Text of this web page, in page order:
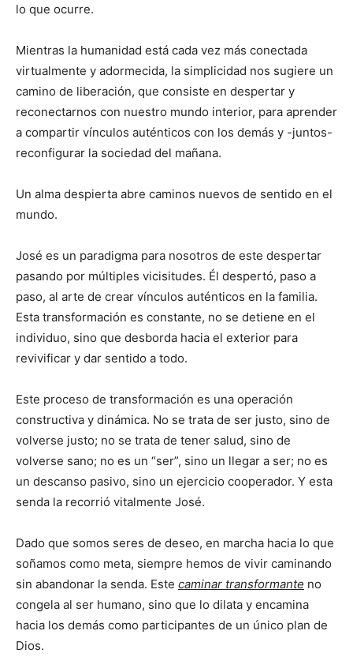
lo que ocurre.
Mientras la humanidad está cada vez más conectada
virtualmente y adormecida, la simplicidad nos sugiere un
camino de liberación, que consiste en despertar y
reconectarnos con nuestro mundo interior, para aprender
a compartir vínculos auténticos con los demás y -juntos-
reconfigurar la sociedad del mañana.
Un alma despierta abre caminos nuevos de sentido en el
mundo.
José es un paradigma para nosotros de este despertar
pasando por múltiples vicisitudes. Él despertó, paso a
paso, al arte de crear vínculos auténticos en la familia.
Esta transformación es constante, no se detiene en el
individuo, sino que desborda hacia el exterior para
revivificar y dar sentido a todo.
Este proceso de transformación es una operación
constructiva y dinámica. No se trata de ser justo, sino de
volverse justo; no se trata de tener salud, sino de
volverse sano; no es un “ser”, sino un llegar a ser; no es
un descanso pasivo, sino un ejercicio cooperador. Y esta
senda la recorrió vitalmente José.
Dado que somos seres de deseo, en marcha hacia lo que
soñamos como meta, siempre hemos de vivir caminando
sin abandonar la senda. Este caminar transformante no
congela al ser humano, sino que lo dilata y encamina
hacia los demás como participantes de un único plan de
Dios.